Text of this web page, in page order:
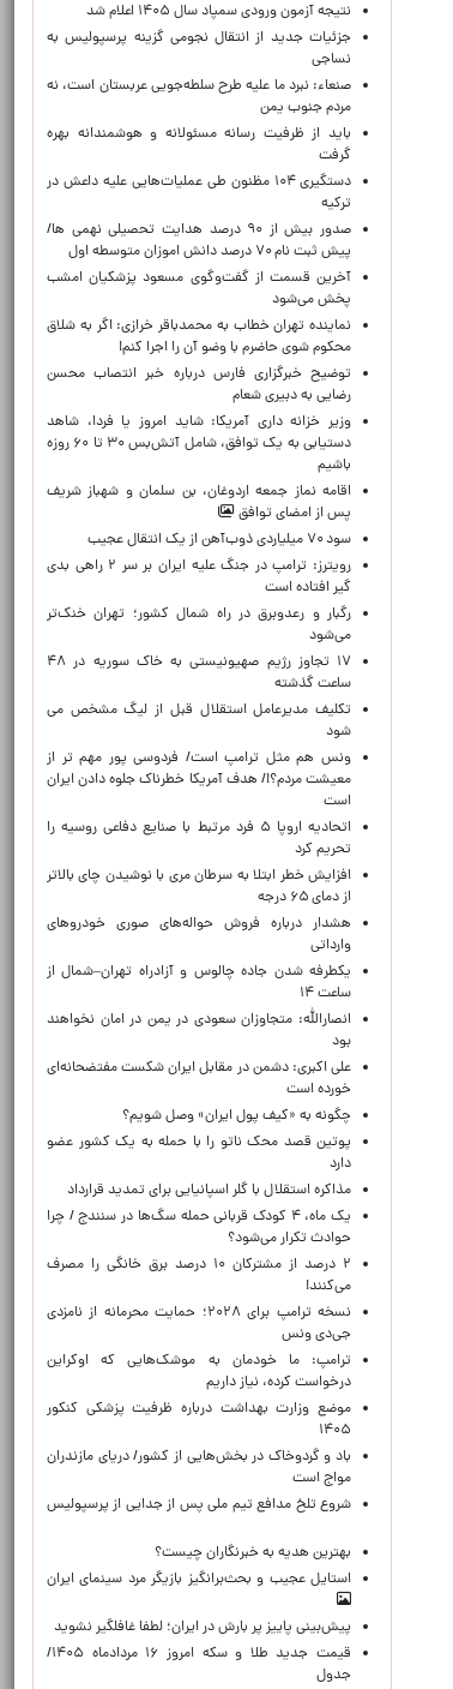
نتیجه آزمون ورودی سمپاد سال ۱۴۰۵ اعلام شد
جزئیات جدید از انتقال نجومی گزینه پرسپولیس به
نساجی
صنعاء: نبرد ما علیه طرح سلطه‌جویی عربستان است، نه
مردم جنوب یمن
باید از ظرفیت رسانه مسئولانه و هوشمندانه بهره
گرفت
دستگیری ۱۰۴ مظنون طی عملیات‌هایی علیه داعش در
ترکیه
صدور بیش از ۹۰ درصد هدایت تحصیلی نهمی ها/
پیش ثبت نام ۷۰ درصد دانش اموزان متوسطه اول
آخرین قسمت از گفت‌وگوی مسعود پزشکیان امشب
پخش می‌شود
نماینده تهران خطاب به محمدباقر خرازی: اگر به شلاق
محکوم شوی حاضرم با وضو آن را اجرا کنم!
توضیح خبرگزاری فارس درباره خبر انتصاب محسن
رضایی به دبیری شعام
وزیر خزانه داری آمریکا: شاید امروز یا فردا، شاهد
دستیابی به یک توافق، شامل آتش‌بس ۳۰ تا ۶۰ روزه
باشیم
اقامه نماز جمعه اردوغان، بن ‌سلمان و شهباز شریف
پس از امضای توافق
سود ۷۰ میلیاردی ذوب‌آهن از یک انتقال عجیب
رویترز: ترامپ در جنگ علیه ایران بر سر ۲ راهی بدی
گیر افتاده است
رگبار و رعدوبرق در راه شمال کشور؛ تهران خنک‌تر
می‌شود
۱۷ تجاوز رژیم صهیونیستی به خاک سوریه در ۴۸
ساعت گذشته
تکلیف مدیرعامل استقلال قبل از لیگ مشخص می
شود
ونس هم مثل ترامپ است/ فردوسی پور مهم تر از
معیشت مردم؟!/ هدف آمریکا خطرناک جلوه دادن ایران
است
اتحادیه اروپا ۵ فرد مرتبط با صنایع دفاعی روسیه را
تحریم کرد
افزایش خطر ابتلا به سرطان مری با نوشیدن چای بالاتر
از دمای ۶۵ درجه
هشدار درباره فروش حواله‌های صوری خودروهای
وارداتی
یکطرفه شدن جاده چالوس و آزادراه تهران–شمال از
ساعت ۱۴
انصارالله: متجاوزان سعودی در یمن در امان نخواهند
بود
علی اکبری: دشمن در مقابل ایران شکست مفتضحانه‌ای
خورده است
چگونه به «کیف پول ایران» وصل شویم؟
پوتین قصد محک ناتو را با حمله به یک کشور عضو
دارد
مذاکره استقلال با گلر اسپانیایی برای تمدید قرارداد
یک ماه، ۴ کودک قربانی حمله سگ‌ها در سنندج / چرا
حوادث تکرار می‌شود؟
۲ درصد از مشترکان ۱۰ درصد برق خانگی را مصرف
می‌کنند!
نسخه ترامپ برای ۲۰۲۸؛ حمایت محرمانه از نامزدی
جی‌دی ونس
ترامپ: ما خودمان به موشک‌هایی که اوکراین
درخواست کرده، نیاز داریم
موضع وزارت بهداشت درباره ظرفیت پزشکی کنکور
۱۴۰۵
باد و گردوخاک در بخش‌هایی از کشور/ دریای مازندران
مواج است
شروع تلخ مدافع تیم ملی پس از جدایی از پرسپولیس
بهترین هدیه به خبرنگاران چیست؟
استایل عجیب و بحث‌برانگیز بازیگر مرد سینمای ایران
پیش‌بینی پاییز پر بارش در ایران؛ لطفا غافلگیر نشوید
قیمت جدید طلا و سکه امروز ۱۶ مردادماه ۱۴۰۵/
جدول